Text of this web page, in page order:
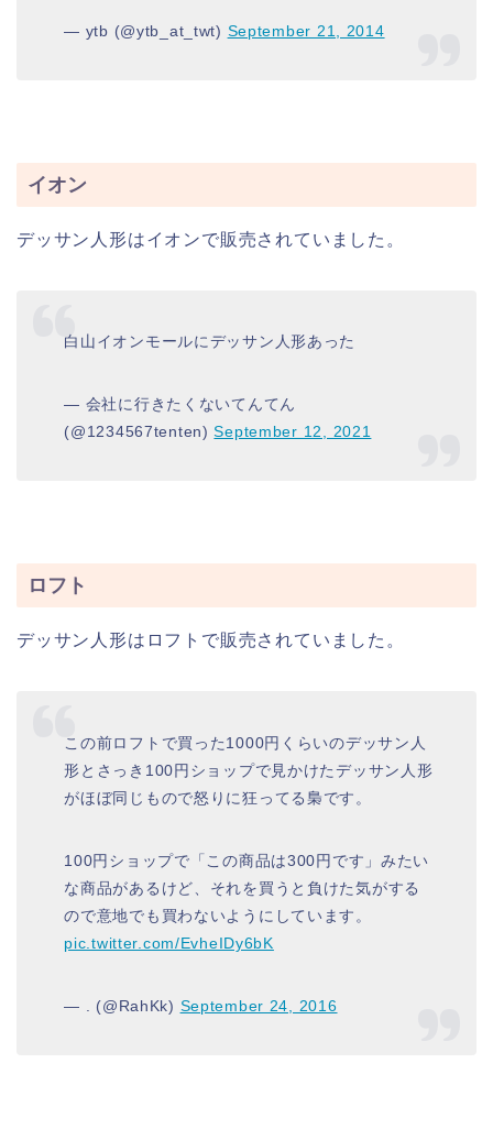
— ytb (@ytb_at_twt) September 21, 2014
イオン
デッサン人形はイオンで販売されていました。
白山イオンモールにデッサン人形あった
— 会社に行きたくないてんてん
(@1234567tenten)September 12, 2021
ロフト
デッサン人形はロフトで販売されていました。
この前ロフトで買った1000円くらいのデッサン人
形とさっき100円ショップで見かけたデッサン人形
がほぼ同じもので怒りに狂ってる梟です。
100円ショップで「この商品は300円です」みたい
な商品があるけど、それを買うと負けた気がする
ので意地でも買わないようにしています。
pic.twitter.com/EvheIDy6bK
— . (@RahKk) September 24, 2016